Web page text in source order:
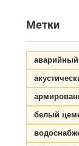
Метки
белый